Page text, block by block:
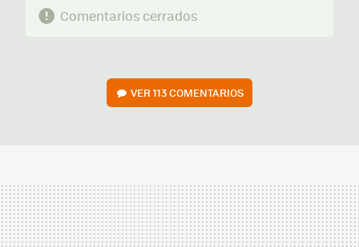
Comentarios cerrados
VER113 COMENTARIOS